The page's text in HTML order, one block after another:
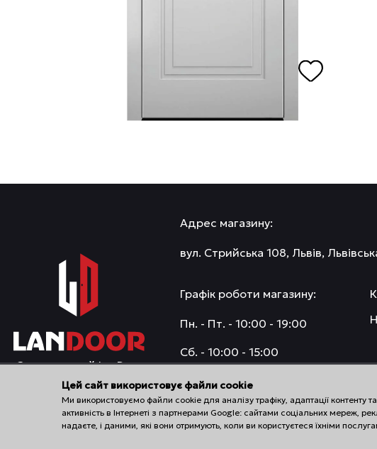
Цей сайт використовує файли cookie
Ми використовуємо файли cookie для аналізу трафіку, адаптації
активність в Інтернеті з партнерами Google: сайтами соціальних мереж,
надаєте, і даними, які вони отримують, коли ви користуєтеся їхніми
Салон дверей LanDoor
Адрес магазину:
вул. Стрийська 108, Львів,
Графік роботи магазину:
Пн. - Пт. - 10:00 - 19:00
Сб. - 10:00 - 15:00
Нд. - вихідний